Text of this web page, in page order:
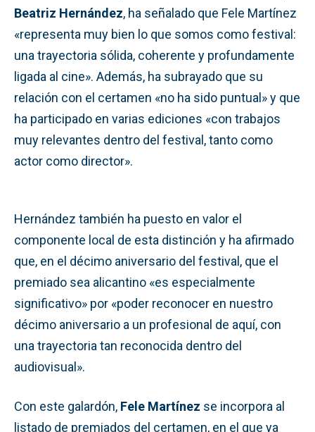
Beatriz Hernández, ha señalado que Fele Martínez
«representa muy bien lo que somos como festival:
una trayectoria sólida, coherente y profundamente
ligada al cine». Además, ha subrayado que su
relación con el certamen «no ha sido puntual» y que
ha participado en varias ediciones «con trabajos
muy relevantes dentro del festival, tanto como
actor como director».
Hernández también ha puesto en valor el
componente local de esta distinción y ha afirmado
que, en el décimo aniversario del festival, que el
premiado sea alicantino «es especialmente
significativo» por «poder reconocer en nuestro
décimo aniversario a un profesional de aquí, con
una trayectoria tan reconocida dentro del
audiovisual».
Con este galardón, Fele Martínez se incorpora al
listado de premiados del certamen, en el que ya